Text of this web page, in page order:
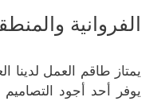
الفروانية
يمتاز طاقم العمل لدينا
يوفر أحد أجود